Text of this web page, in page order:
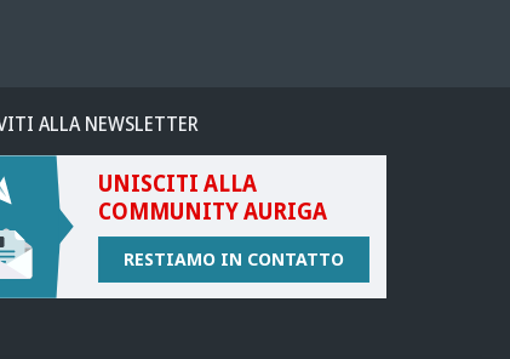
ALLA NEWSLETTER
UNISCITI ALLA
COMMUNITY AURIGA
RESTIAMO IN CONTATTO